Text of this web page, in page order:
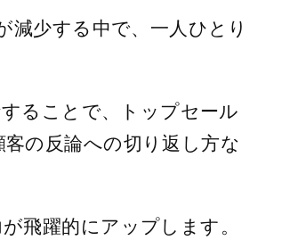
少する中で、一人ひとり
ることで、トップセール
の反論への切り返し方な
飛躍的にアップします。